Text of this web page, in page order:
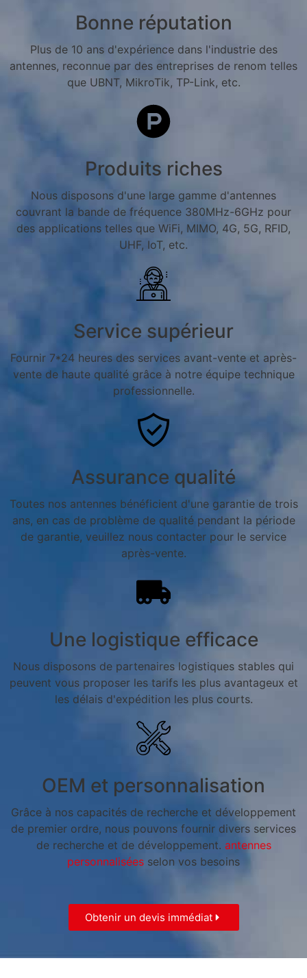
Bonne réputation
Plus de 10 ans d'expérience dans l'industrie des
antennes, reconnue par des entreprises de renom telles
que UBNT, MikroTik, TP-Link, etc.
Produits riches
Nous disposons d'une large gamme d'antennes
couvrant la bande de fréquence 380MHz-6GHz pour
des applications telles que WiFi, MIMO, 4G, 5G, RFID,
UHF, IoT, etc.
Service supérieur
Fournir 7*24 heures des services avant-vente et après-
vente de haute qualité grâce à notre équipe technique
professionnelle.
Assurance qualité
Toutes nos antennes bénéficient d'une garantie de trois
ans, en cas de problème de qualité pendant la période
de garantie, veuillez nous contacter pour le service
après-vente.
Une logistique efficace
Nous disposons de partenaires logistiques stables qui
peuvent vous proposer les tarifs les plus avantageux et
les délais d'expédition les plus courts.
OEM et personnalisation
Grâce à nos capacités de recherche et développement
de premier ordre, nous pouvons fournir divers services
de recherche et de développement. antennes
personnalisées selon vos besoins
Obtenir un devis immédiat